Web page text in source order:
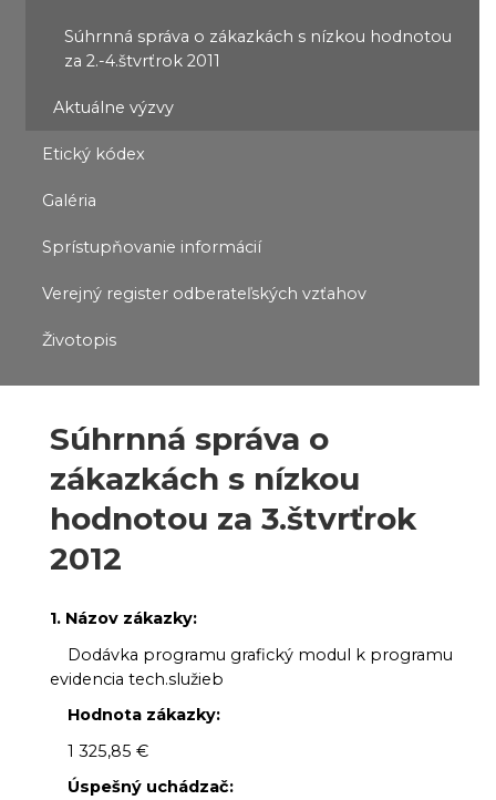
Súhrnná správa o zákazkách s nízkou hodnotou
za 2.-4.štvrťrok 2011
Aktuálne výzvy
Etický kódex
Galéria
Sprístupňovanie informácií
Verejný register odberateľských vzťahov
Životopis
Súhrnná správa o
zákazkách s nízkou
hodnotou za 3.štvrťrok
2012
1. Názov zákazky:
Dodávka programu grafický modul k programu
evidencia tech.služieb
Hodnota zákazky:
1 325,85 €
Úspešný uchádzač: